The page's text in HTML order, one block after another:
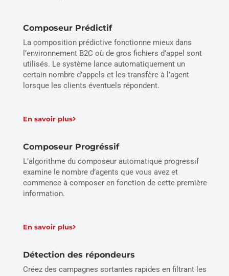
Composeur Prédictif
La composition prédictive fonctionne mieux dans
l’environnement B2C où de gros fichiers d’appel sont
utilisés. Le système lance automatiquement un
certain nombre d’appels et les transfère à l’agent
lorsque les clients éventuels répondent.
En savoir plus
Composeur Progréssif
L’algorithme du composeur automatique progressif
examine le nombre d’agents que vous avez et
commence à composer en fonction de cette première
information.
En savoir plus
Détection des répondeurs
Créez des campagnes sortantes rapides en filtrant les